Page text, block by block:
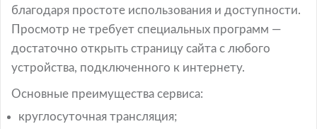
благодаря простоте использования и доступности.
Просмотр не требует специальных программ —
достаточно открыть страницу сайта с любого
устройства, подключенного к интернету.
Основные преимущества сервиса:
круглосуточная трансляция;